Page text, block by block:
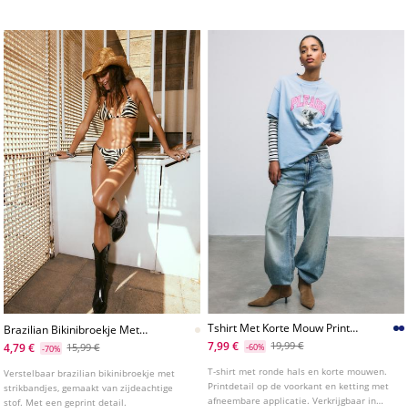
Brazilian Bikinibroekje Met
Zijdeachtige Print
4,79 € -70% 15,99 €
Verstelbaar brazilian bikinibroekje met
strikbandjes, gemaakt van zijdeachtige
stof. Met een geprint detail.
Tshirt Met Korte Mouw Print
En Applicatie
7,99 € -60% 19,99 €
T-shirt met ronde hals en korte mouwen.
Printdetail op de voorkant en ketting met
afneembare applicatie. Verkrijgbaar in